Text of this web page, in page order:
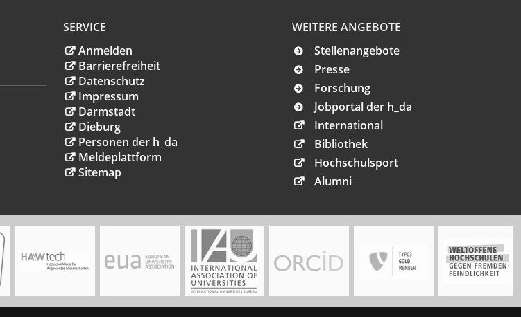
SERVICE
Anmelden
Barrierefreiheit
Datenschutz
Impressum
Darmstadt
Dieburg
Personen der h_da
Meldeplattform
Sitemap
WEITERE ANGEBOTE
Stellenangebote
Presse
Forschung
Jobportal der h_da
International
Bibliothek
Hochschulsport
Alumni